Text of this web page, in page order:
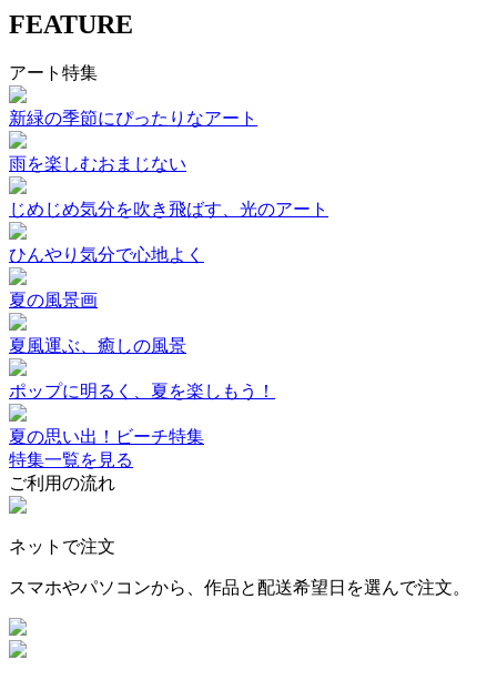
FEATURE
アート特集
新緑の季節にぴったりなアート
雨を楽しむおまじない
じめじめ気分を吹き飛ばす、光のアート
ひんやり気分で心地よく
夏の風景画
夏風運ぶ、癒しの風景
ポップに明るく、夏を楽しもう！
夏の思い出！ビーチ特集
特集一覧を見る
ご利用の流れ
ネットで注文
スマホやパソコンから、作品と配送希望日を選んで注文。